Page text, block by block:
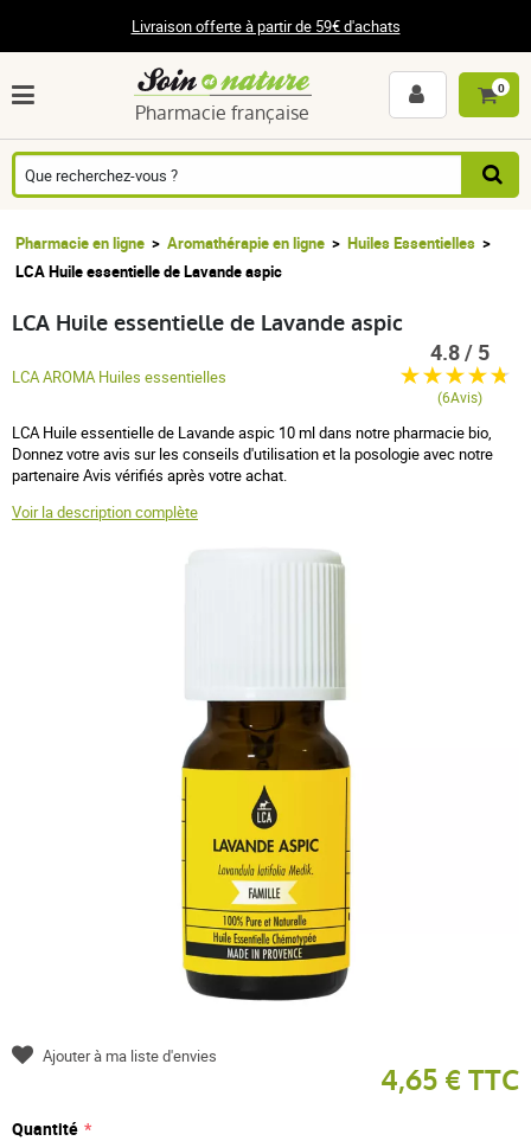
Livraison offerte à partir de 59€ d'achats
Pharmacie française
0
Pharmacie en ligne Aromathérapie en ligne
Huiles Essentielles
LCA Huile essentielle de Lavande aspic
LCA Huile essentielle de Lavande aspic
LCA AROMA Huiles essentielles
LCA Huile essentielle de Lavande aspic 10 ml dans notre pharmacie bio,
Donnez votre avis sur les conseils d'utilisation et la posologie avec notre
partenaire Avis vérifiés après votre achat.
Voir la description complète
4,65 € TTC
Quantité
4.8 / 5
(6Avis)
Ajouter à ma liste d'envies